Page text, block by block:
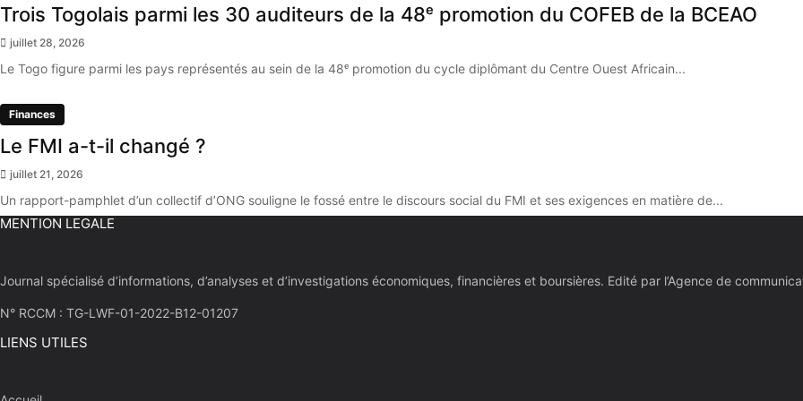
Trois Togolais parmi les 30 auditeurs de la 48ᵉ promotion du COFEB de la BCEAO
juillet 28, 2026
Le Togo figure parmi les pays représentés au sein de la 48ᵉ promotion du cycle diplômant du Centre Ouest Africain...
Finances
Le FMI a-t-il changé ?
juillet 21, 2026
Un rapport-pamphlet d’un collectif d’ONG souligne le fossé entre le discours social du FMI et ses exigences en matière de...
MENTION LEGALE
Journal spécialisé d’informations, d’analyses et d’investigations économiques, financières et boursières. Edité par l’Agence de
N° RCCM : TG-LWF-01-2022-B12-01207
LIENS UTILES